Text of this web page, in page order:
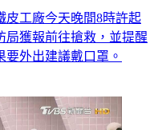
皮工廠今天晚間8時許起
局獲報前往搶救，並提醒
外出建議戴口罩。